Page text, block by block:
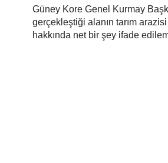
Güney Kore Genel Kurmay
gerçekleştiği alanın tarım
hakkında net bir şey ifade